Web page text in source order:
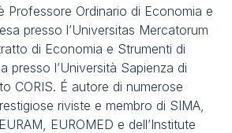
Professore Ordinario di Economia e
presso l’Universitas Mercatorum
di Economia e Strumenti di
presso l’Università Sapienza di
CORIS. É autore di numerose
riviste e membro di SIMA,
EUROMED e dell’Institute